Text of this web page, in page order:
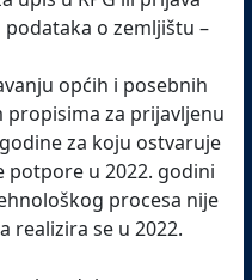
o zemljištu –
općih i posebnih
propisima za prijavljenu
za koju ostvaruje
potpore u 2022. godini
procesa nije
realizira se u 2022.